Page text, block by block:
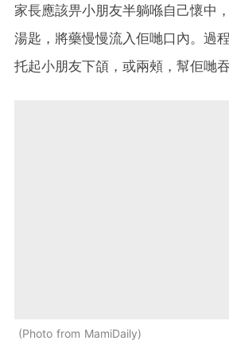
家長應該畀小朋友半躺喺自己懷中
湯匙，將藥慢慢流入佢哋口內。過
托起小朋友下頜，或兩頰，幫佢哋
Photo from MamiDaily